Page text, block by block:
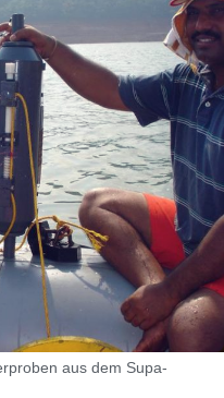
aus dem Supa-